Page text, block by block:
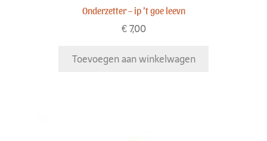
Onderzetter – ip ’t goe leevn
€7,00
Toevoegen aan winkelwagen